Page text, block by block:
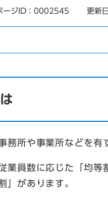
ージID：0002545 更新
務所や事業所などを有
業員数に応じた「均等
」があります。